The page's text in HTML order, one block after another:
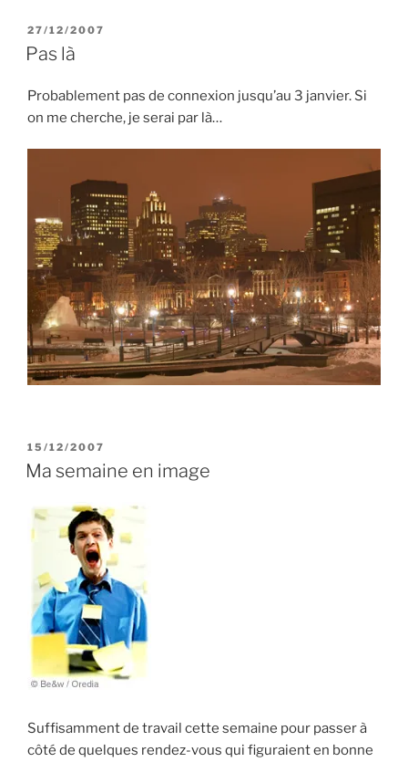
PUBLIÉ
LE
27/12/2007
Pas là
Probablement pas de connexion jusqu’au 3 janvier. Si
on me cherche, je serai par là…
PUBLIÉ
LE
15/12/2007
Ma semaine en image
Suffisamment de travail cette semaine pour passer à
côté de quelques rendez-vous qui figuraient en bonne